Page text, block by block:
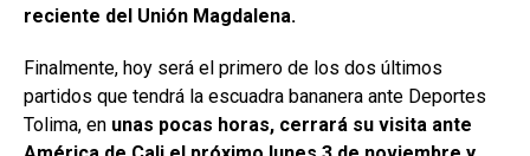
reciente del Unión Magdalena.
Finalmente, hoy será el primero de los dos últimos
partidos que tendrá la escuadra bananera ante Deportes
Tolima, en unas pocas horas, cerrará su visita ante